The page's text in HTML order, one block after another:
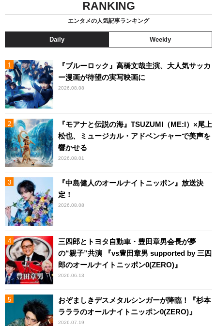
RANKING
エンタメの人気記事ランキング
Daily Weekly
『ブルーロック』高橋文哉主演、大人気サッカ
ー漫画が待望の実写映画に
2026.08.08
『モアナと伝説の海』TSUZUMI（ME:I）×尾上
松也、ミュージカル・アドベンチャーで美声を
響かせる
2026.08.01
『中島健人のオールナイトニッポン』放送決
定！
2026.08.08
三四郎とトヨタ自動車・豊田章男会長が夢
の“親子”共演 『vs豊田章男 supported by 三四
郎のオールナイトニッポン0(ZERO)』
2026.06.13
おぞましきデスメタルシンガーが降臨！『杉本
ラララのオールナイトニッポン0(ZERO)』
2026.07.19